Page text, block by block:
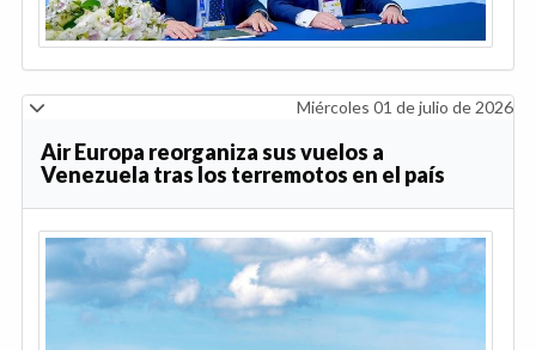
Miércoles 01 de julio de 2026
Air Europa reorganiza sus vuelos a
Venezuela tras los terremotos en el país